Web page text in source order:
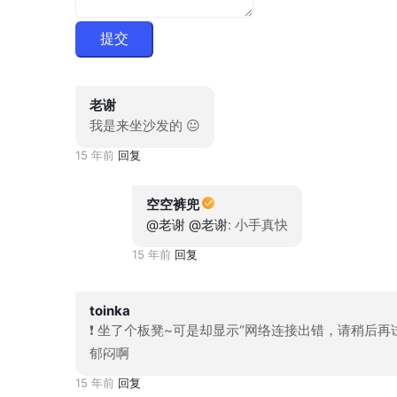
提交
老谢
我是来坐沙发的 😐
15 年前 回复
空空裤兜
@老谢 @老谢: 小手真快
15 年前 回复
toinka
❗ 坐了个板凳~可是却显示“网络连接出错，请稍后再
郁闷啊
15 年前 回复